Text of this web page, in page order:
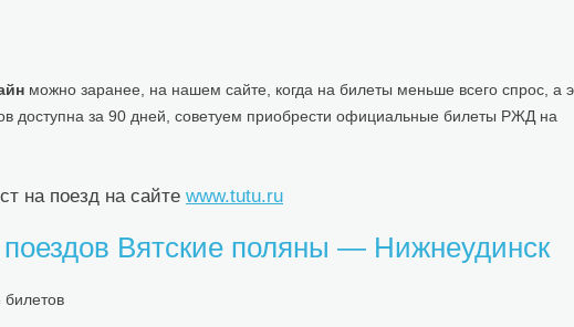
можно заранее, на нашем сайте, когда на билеты меньше всего спрос, а
доступна за 90 дней, советуем приобрести официальные билеты РЖД на
на поезд на сайте www.tutu.ru
поездов Вятские поляны — Нижнеудинск